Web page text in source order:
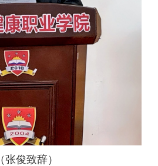
（张俊致辞）